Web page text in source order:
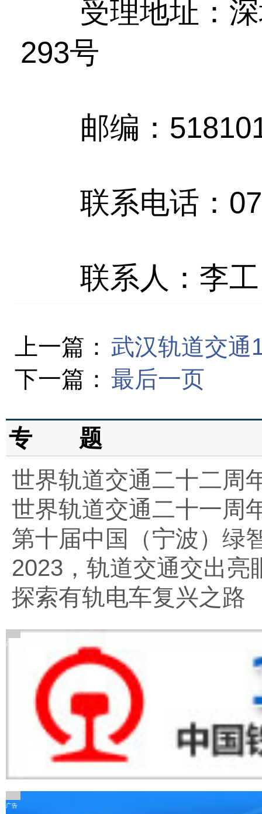
受理地址：深
293号
邮编：
联系电话：
联系人：李工
上一篇： 武汉轨道交通
下一篇： 最后一页
专 题
世界轨道交通二十二周
世界轨道交通二十一周
第十届中国（宁波）绿
2023，轨道交通交出亮
探索有轨电车复兴之路
广告
广告